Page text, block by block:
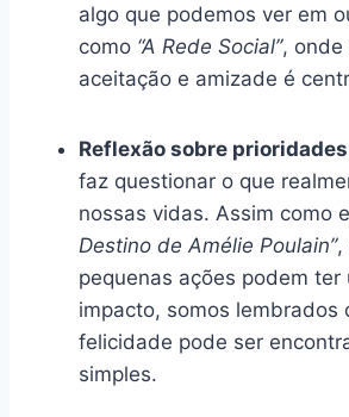
algo que podemos ver em
como “A Rede Social”, onde
aceitação e amizade é
Reflexão sobre
faz questionar o que
nossas vidas. Assim como
Destino de Amélie Poulain”,
pequenas ações podem ter
impacto, somos lembrados
felicidade pode ser
simples.